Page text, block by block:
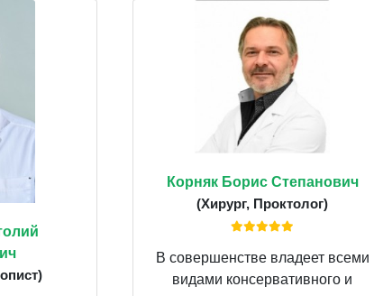
Корняк Борис Степанович
(Хирург, Проктолог)
В совершенстве владеет всеми
видами консервативного и